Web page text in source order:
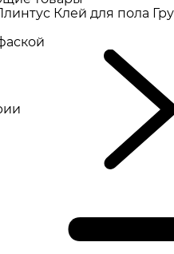
Клей для пола